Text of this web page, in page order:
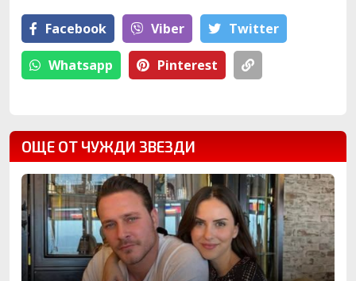
Facebook Viber Тwitter
Whatsapp Pinterest
ОЩЕ ОТ ЧУЖДИ ЗВЕЗДИ